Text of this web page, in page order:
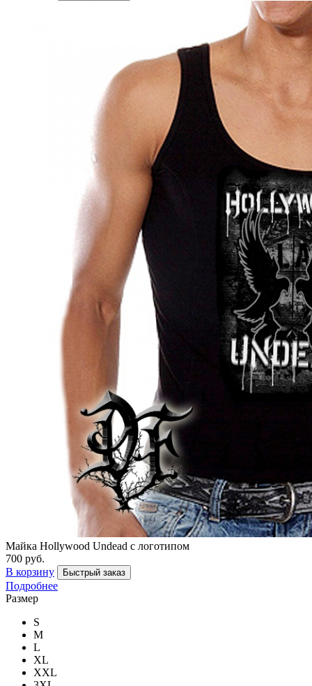
Майка Hollywood Undead с логотипом
700 руб.
В корзину
Быстрый заказ
Подробнее
Размер
S
M
L
XL
XXL